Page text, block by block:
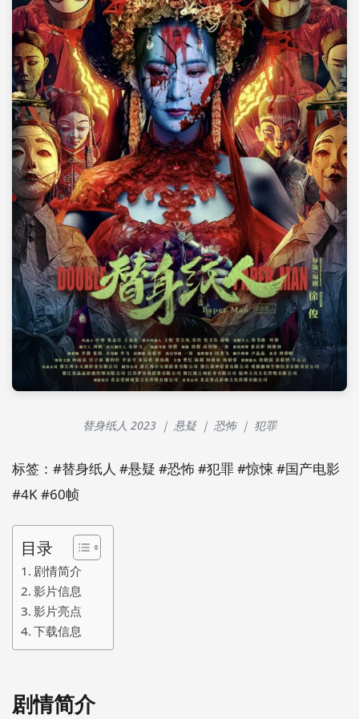
替身纸人 2023 ｜ 悬疑 ｜ 恐怖 ｜ 犯罪
标签：#替身纸人 #悬疑 #恐怖 #犯罪 #惊悚 #国产电影
#4K #60帧
目录
剧情简介
影片信息
影片亮点
下载信息
剧情简介